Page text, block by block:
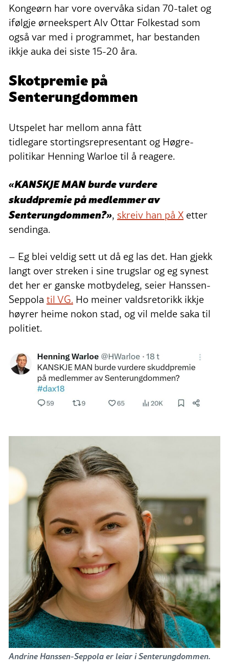
Kongeørn har vore overvåka sidan 70-talet og
ifølgje ørneekspert Alv Ottar Folkestad som
også var med i programmet, har bestanden
ikkje auka dei siste 15-20 åra.
Skotpremie på
Senterungdommen
Utspelet har mellom anna fått
tidlegare stortingsrepresentant og Høgre-
politikar Henning Warloe til å reagere.
«KANSKJE MAN burde vurdere
skuddpremie på medlemmer av
Senterungdommen?», skreiv han på X etter
sendinga.
– Eg blei veldig sett ut då eg las det. Han gjekk
langt over streken i sine trugslar og eg synest
det her er ganske motbydeleg, seier Hanssen-
Seppola til VG. Ho meiner valdsretorikk ikkje
høyrer heime nokon stad, og vil melde saka til
politiet.
Andrine Hanssen-Seppola er leiar i Senterungdommen.